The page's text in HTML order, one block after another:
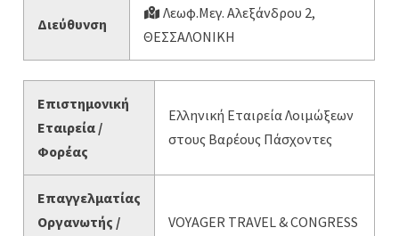
Διεύθυνση
Λεωφ.Μεγ. Αλεξάνδρου 2,
ΘΕΣΣΑΛΟΝΙΚΗ
Επιστημονική
Εταιρεία /
Φορέας
Ελληνική Εταιρεία Λοιμώξεων
στους Βαρέους Πάσχοντες
Επαγγελματίας
Οργανωτής /
VOYAGER TRAVEL & CONGRESS